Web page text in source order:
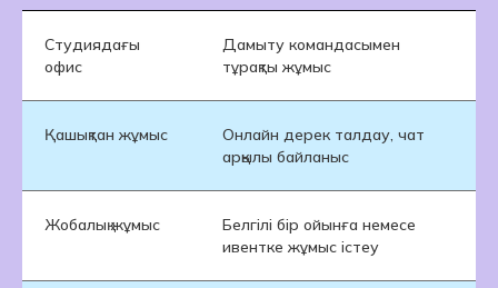
Студиядағы
офис
Дамыту командасымен
тұрақты жұмыс
Қашықтан жұмыс
Онлайн дерек талдау, чат
арқылы байланыс
Жобалық жұмыс
Белгілі бір ойынға немесе
ивентке жұмыс істеу